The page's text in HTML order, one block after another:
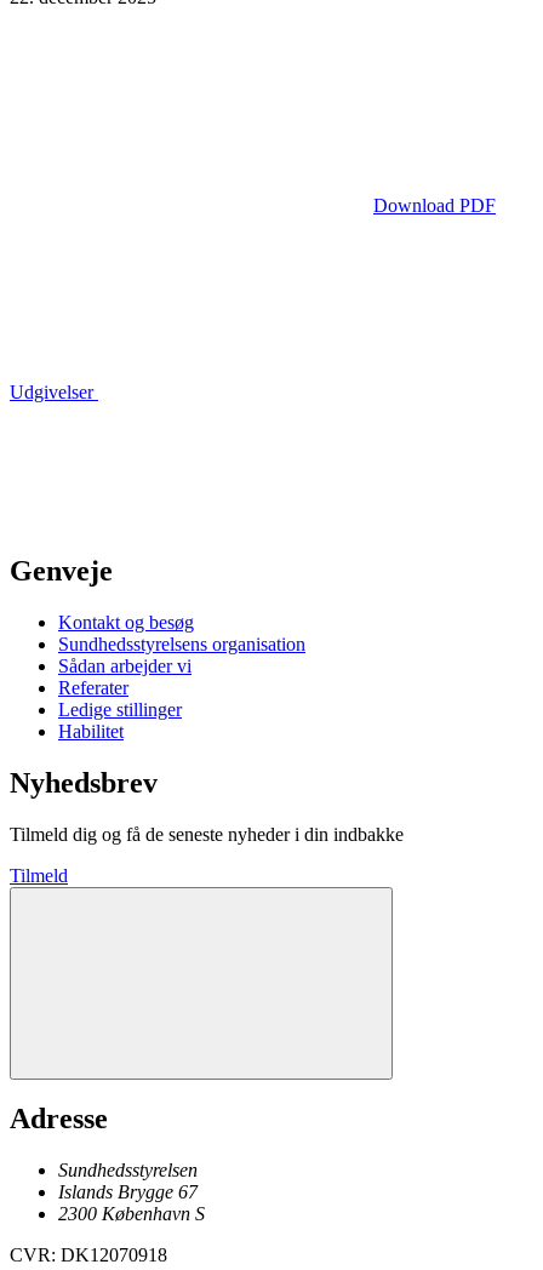
Download PDF
Udgivelser
Genveje
Kontakt og besøg
Sundhedsstyrelsens organisation
Sådan arbejder vi
Referater
Ledige stillinger
Habilitet
Nyhedsbrev
Tilmeld dig og få de seneste nyheder i din indbakke
Tilmeld
Adresse
Sundhedsstyrelsen
Islands Brygge 67
2300 København S
CVR: DK12070918